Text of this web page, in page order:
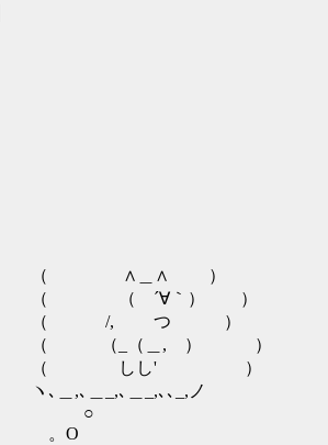
）
）
）
）
）
､_,ノ